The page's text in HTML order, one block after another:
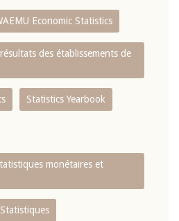
Economic Statistics
des établissements de
Statistics Yearbook
monétaires et